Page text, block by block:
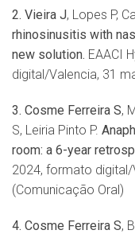
2. Vieira J, Lopes P,
rhinosinusitis with
new solution. EAACI
digital/Valencia, 31
3. Cosme Ferreira S,
S, Leiria Pinto P.
room: a 6-year
2024, formato digital/
(Comunicação Oral)
4. Cosme Ferreira S,